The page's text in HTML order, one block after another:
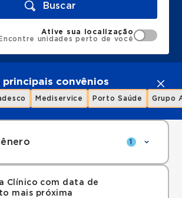
Buscar
Ative sua localização
Encontre unidades perto de você
principais convênios
Mediservice Porto Saúde Grupo
1
Clínico com data de
mais próxima